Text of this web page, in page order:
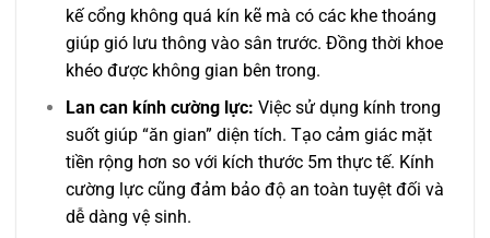
kế cổng không quá kín kẽ mà có các khe thoáng
giúp gió lưu thông vào sân trước. Đồng thời khoe
khéo được không gian bên trong.
Lan can kính cường lực: Việc sử dụng kính trong
suốt giúp “ăn gian” diện tích. Tạo cảm giác mặt
tiền rộng hơn so với kích thước 5m thực tế. Kính
cường lực cũng đảm bảo độ an toàn tuyệt đối và
dễ dàng vệ sinh.